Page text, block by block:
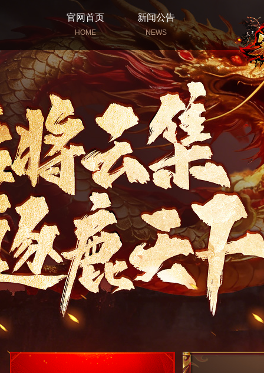
官网首页
HOME
新闻公告
NEWS